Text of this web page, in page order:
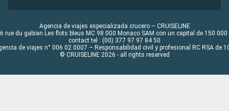
Agencia de viajes especializada crucero – CRUISELINE
rue du gabian Les flots bleus MC 98 000 Monaco SAM con un capital de 150 000
contact tel : (00) 377 97 97 84 50
de viajes n° 006 02 0007 – Responsabilidad civil y profesional RC RSA de
© CRUISELINE 2026 - all rights reserved